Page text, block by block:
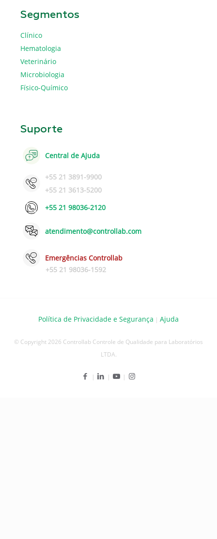
Segmentos
Clínico
Hematologia
Veterinário
Microbiologia
Físico-Químico
Suporte
Central de Ajuda
+55 21 3891-9900
+55 21 3613-5200
+55 21 98036-2120
atendimento@controllab.com
Emergências Controllab
+55 21 98036-1592
Política de Privacidade e Segurança | Ajuda
© Copyright 2026 Controllab Controle de Qualidade para Laboratórios
LTDA.